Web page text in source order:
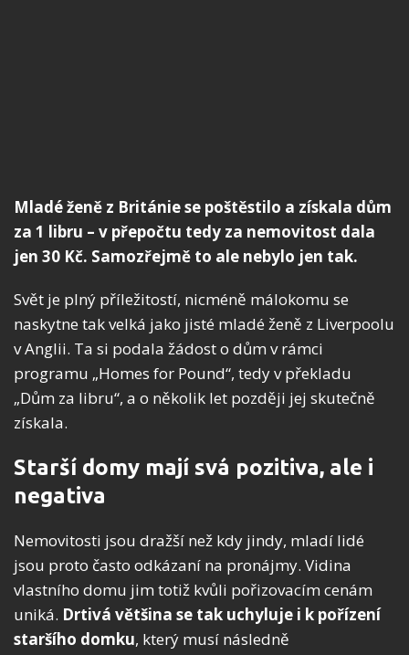
Mladé ženě z Británie se poštěstilo a získala dům
za 1 libru – v přepočtu tedy za nemovitost dala
jen 30 Kč. Samozřejmě to ale nebylo jen tak.
Svět je plný příležitostí, nicméně málokomu se
naskytne tak velká jako jisté mladé ženě z Liverpoolu
v Anglii. Ta si podala žádost o dům v rámci
programu „Homes for Pound“, tedy v překladu
„Dům za libru“, a o několik let později jej skutečně
získala.
Starší domy mají svá pozitiva, ale i
negativa
Nemovitosti jsou dražší než kdy jindy, mladí lidé
jsou proto často odkázaní na pronájmy. Vidina
vlastního domu jim totiž kvůli pořizovacím cenám
uniká. Drtivá většina se tak uchyluje i k pořízení
staršího domku, který musí následně